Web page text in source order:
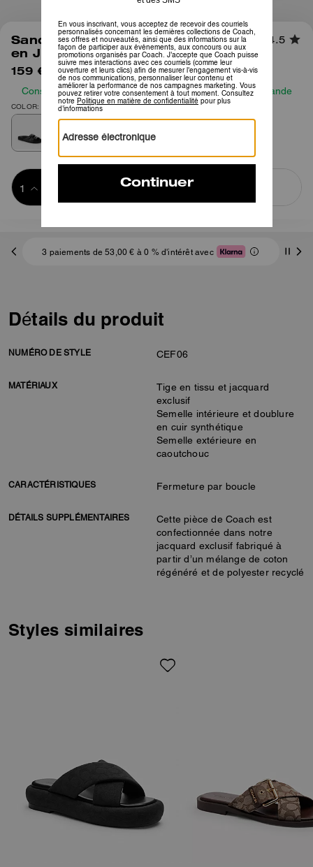
1/6
Sandale à Deux Brides Bouclées
en Jacquard Signature
4.5
159 € 250 €
Consultez notre guide des tailles avant de passer commande
COLOR: Charbon/Noir
BAG
ACHETER MAINTENANT
3 paiements de 53,00 € à 0 % d'intérêt avec
Détails du produit
NUMÉRO DE STYLE CEF06
MATÉRIAUX
Tige en tissu et jacquard
exclusif
Semelle intérieure et doublure
en cuir synthétique
Semelle extérieure en
caoutchouc
CARACTÉRISTIQUES Fermeture par boucle
DÉTAILS SUPPLÉMENTAIRES
Cette pièce de Coach est
confectionnée dans notre
jacquard exclusif fabriqué à
partir d’un mélange de coton
régénéré et de polyester recyclé
Styles similaires